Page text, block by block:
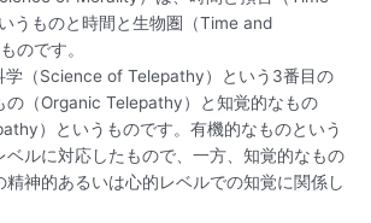
うものと時間と生物圏（Time and
のです。
学（Science of Telepathy）という3番目の
の（Organic Telepathy）と知覚的なもの
）というものです。有機的なものという
ベルに対応したもので、一方、知覚的なもの
精神的あるいは心的レベルでの知覚に関係し